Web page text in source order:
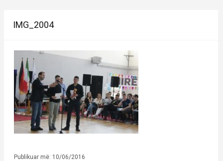
IMG_2004
Publikuar më: 10/06/2016